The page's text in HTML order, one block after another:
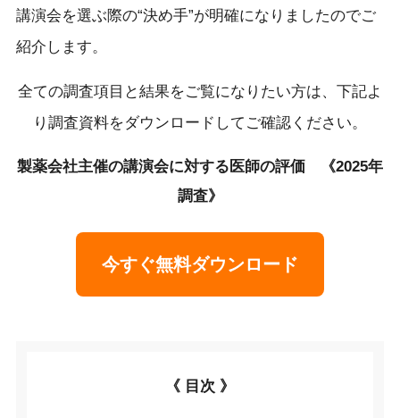
講演会を選ぶ際の“決め手”が明確になりましたのでご
紹介します。
全ての調査項目と結果をご覧になりたい方は、下記よ
り調査資料をダウンロードしてご確認ください。
製薬会社主催の講演会に対する医師の評価 《2025年
調査》
今すぐ無料ダウンロード
《 目次 》